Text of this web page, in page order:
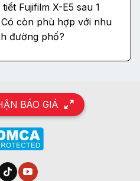
Fujifilm X-E5 sau 1
còn phù hợp với nhu
đường phố?
BÁO GIÁ